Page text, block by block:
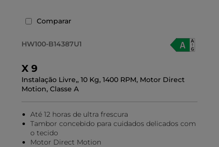
Comparar
HW100-B14387U1
X 9
Instalação Livre,, 10 Kg, 1400 RPM, Motor Direct
Motion, Classe A
Até 12 horas de ultra frescura
Tambor concebido para cuidados delicados com
o tecido
Motor Direct Motion